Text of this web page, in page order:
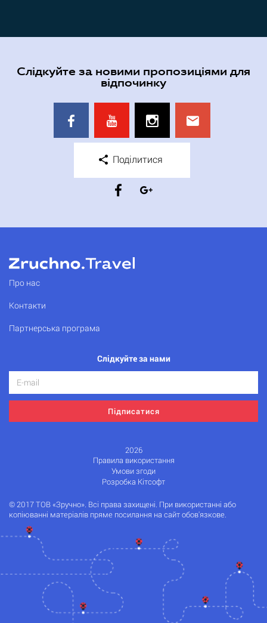
Слідкуйте за новими пропозиціями для
відпочинку
Поділитися
Про нас
Контакти
Партнерська програма
Слідкуйте за нами
Підписатися
2026
Правила використання
Умови згоди
Розробка Кітсофт
© 2017 ТОВ «Зручно». Всі права захищені. При використанні або
копіюванні матеріалів пряме посилання на сайт обов'язкове.